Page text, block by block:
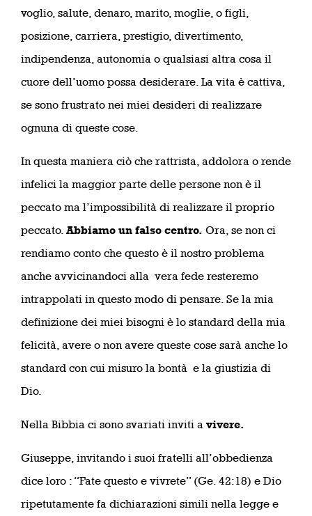
voglio, salute, denaro, marito, moglie, o figli,
posizione, carriera, prestigio, divertimento,
indipendenza, autonomia o qualsiasi altra cosa il
cuore dell’uomo possa desiderare. La vita è cattiva,
se sono frustrato nei miei desideri di realizzare
ognuna di queste cose.
In questa maniera ciò che rattrista, addolora o rende
infelici la maggior parte delle persone non è il
peccato ma l’impossibilità di realizzare il proprio
peccato. Abbiamo un falso centro. Ora, se non ci
rendiamo conto che questo è il nostro problema
anche avvicinandoci alla vera fede resteremo
intrappolati in questo modo di pensare. Se la mia
definizione dei miei bisogni è lo standard della mia
felicità, avere o non avere queste cose sarà anche lo
standard con cui misuro la bontà e la giustizia di
Dio.
Nella Bibbia ci sono svariati inviti a vivere.
Giuseppe, invitando i suoi fratelli all’obbedienza
dice loro : “Fate questo e vivrete” (Ge. 42:18) e Dio
ripetutamente fa dichiarazioni simili nella legge e